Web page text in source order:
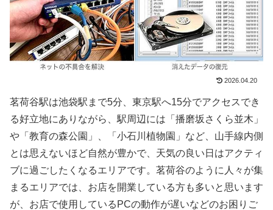
2026.04.20
茗荷谷駅は池袋駅まで5分、東京駅へ15分でアクセスでき
る好立地にありながら、駅周辺には「播磨坂さくら並木」
や「教育の森公園」、「小石川植物園」など、山手線内側
とは思えないほど自然が豊かで、天気の良い日はアクティ
ブに過ごしたくなるエリアです。茗荷谷のように人々が集
まるエリアでは、お店を開業している方も多いと思います
が、お店で使用しているPCの動作が遅いなどのお困りご